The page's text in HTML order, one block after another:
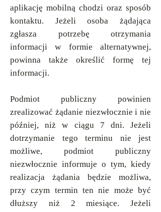
aplikację mobilną chodzi oraz sposób
kontaktu. Jeżeli osoba żądająca
zgłasza potrzebę otrzymania
informacji w formie alternatywnej,
powinna także określić formę tej
informacji.
Podmiot publiczny powinien
zrealizować żądanie niezwłocznie i nie
później, niż w ciągu 7 dni. Jeżeli
dotrzymanie tego terminu nie jest
możliwe, podmiot publiczny
niezwłocznie informuje o tym, kiedy
realizacja żądania będzie możliwa,
przy czym termin ten nie może być
dłuższy niż 2 miesiące. Jeżeli